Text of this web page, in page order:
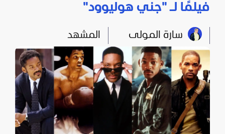
فيلمًا لـ "جني هوليوود"
سارة المولى المشهد